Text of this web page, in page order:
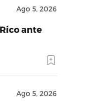
Ago 5, 2026
ante
Ago 5, 2026